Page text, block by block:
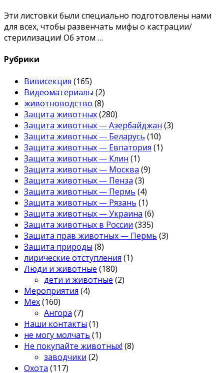
Эти листовки были специально подготовлены нами
для всех, чтобы развенчать мифы о кастрации/
стерилизации! Об этом …
Рубрики
Вивисекция (165)
Видеоматериалы (2)
животноводство (8)
Защита животных(280)
Защита животных — Азербайджан (3)
Защита животных — Беларусь (10)
Защита животных — Евпатория (1)
Защита животных — Клин (1)
Защита животных — Москва (9)
Защита животных — Пенза (3)
Защита животных — Пермь (4)
Защита животных — Рязань (1)
Защита животных — Украина (6)
Защита животных в России (335)
Защита прав животных — Пермь (3)
Защита природы (8)
лирические отступления (1)
Люди и животные (180)
дети и животные (2)
Мероприятия (4)
Мех(160)
Ангора (7)
Наши контакты (1)
не могу молчать (1)
Не покупайте животных! (8)
заводчики (2)
Охота (117)